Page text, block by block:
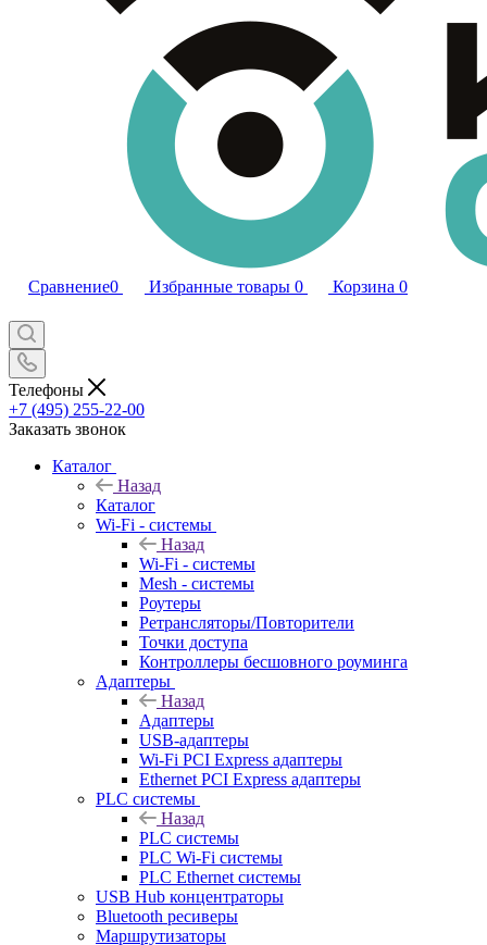
Сравнение0 Избранные товары 0 Корзина 0
Телефоны
+7 (495) 255-22-00
Заказать звонок
Каталог
Назад
Каталог
Wi-Fi - системы
Назад
Wi-Fi - системы
Mesh - системы
Роутеры
Ретрансляторы/Повторители
Точки доступа
Контроллеры бесшовного роуминга
Адаптеры
Назад
Адаптеры
USB-адаптеры
Wi-Fi PCI Express адаптеры
Ethernet PCI Express адаптеры
PLC системы
Назад
PLC системы
PLC Wi-Fi системы
PLC Ethernet системы
USB Hub концентраторы
Bluetooth ресиверы
Маршрутизаторы